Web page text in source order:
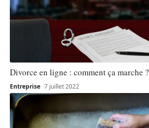
Divorce en ligne : comment ça marche ?
Entreprise 7 juillet 2022